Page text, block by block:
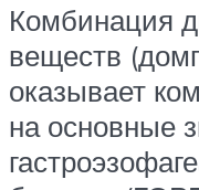
Комбинация
веществ
оказывает
на основные